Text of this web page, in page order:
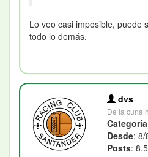
Lo veo casi imposible, puede
todo lo demás.
dvs
De la cuna
Categoría
Desde: 8/
Posts: